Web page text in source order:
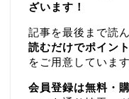
ざいます！
記事を最後まで読
読むだけでポイン
をご用意しています
会員登録は無料・